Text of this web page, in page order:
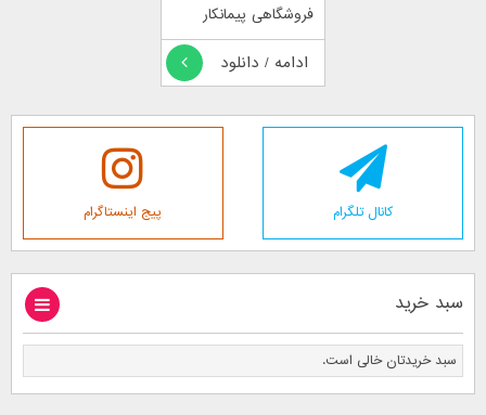
فروشگاهی پیمانکار
ادامه / دانلود
کانال تلگرام پیج اینستاگرام
سبد خرید
سبد خریدتان خالی است.